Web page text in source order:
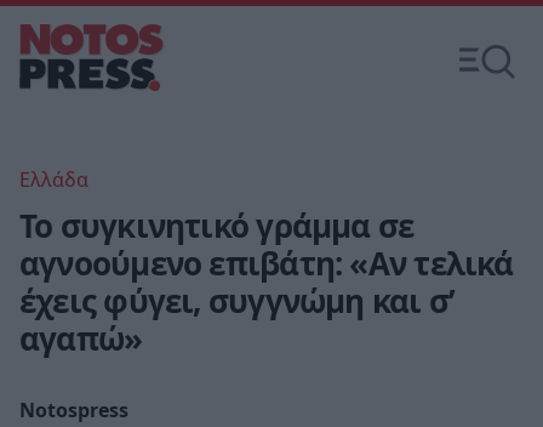
Ελλάδα
Το συγκινητικό γράμμα σε
αγνοούμενο επιβάτη: «Αν τελικά
έχεις φύγει, συγγνώμη και σ’
αγαπώ»
Notospress